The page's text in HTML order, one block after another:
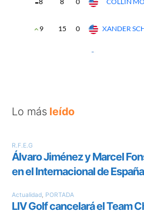
Lo más leído